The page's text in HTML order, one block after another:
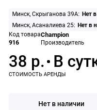
Минск, Скрыганова 39А: Нет
Минск, Асаналиева 25: Нет в
Код товара
916
Champion
Производитель
38 р.
Нет в наличии